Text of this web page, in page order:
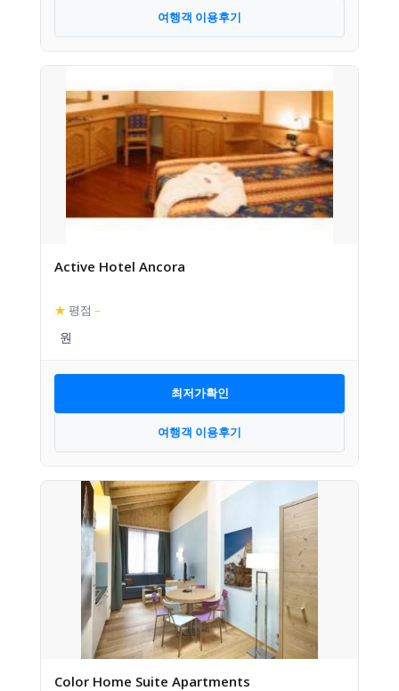
여행객 이용후기
Active Hotel Ancora
★ 평점 –
최저가확인
여행객 이용후기
Color Home Suite Apartments